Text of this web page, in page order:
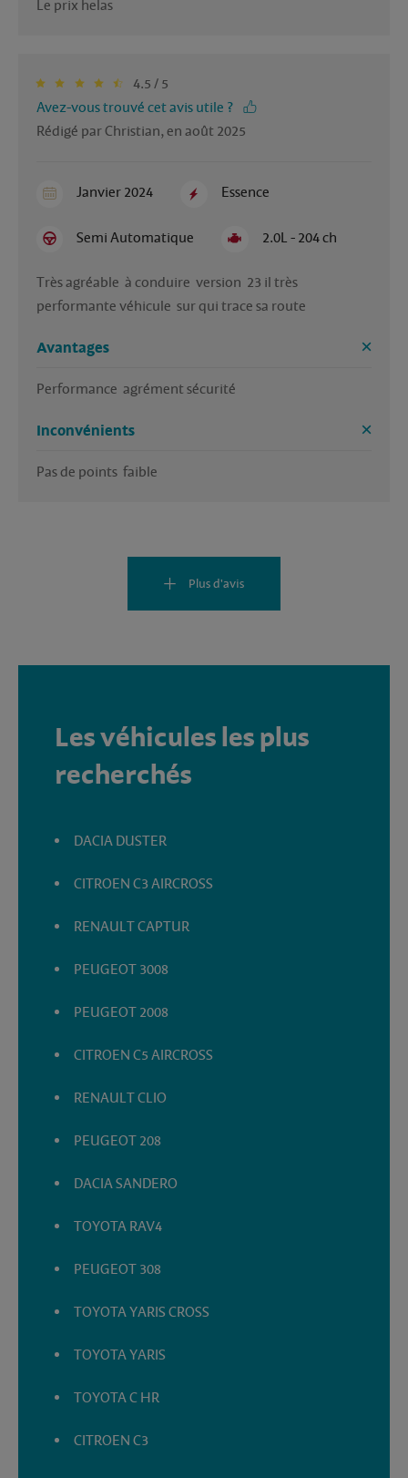
Le prix helas
4.5 / 5
Avez-vous trouvé cet avis utile ?
Rédigé par Christian, en août 2025
Janvier 2024 Essence
Semi Automatique 2.0L - 204 ch
Très agréable  à conduire  version  23 il très
performante véhicule  sur qui trace sa route
Avantages
Performance  agrément sécurité
Inconvénients
Pas de points  faible
Plus d'avis
Les véhicules les plus
recherchés
DACIA DUSTER
CITROEN C3 AIRCROSS
RENAULT CAPTUR
PEUGEOT 3008
PEUGEOT 2008
CITROEN C5 AIRCROSS
RENAULT CLIO
PEUGEOT 208
DACIA SANDERO
TOYOTA RAV4
PEUGEOT 308
TOYOTA YARIS CROSS
TOYOTA YARIS
TOYOTA C HR
CITROEN C3